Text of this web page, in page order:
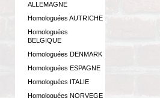
ALLEMAGNE
Homologuées AUTRICHE
Homologuées
BELGIQUE
Homologuées DENMARK
Homologuées ESPAGNE
Homologuées ITALIE
Homologuées NORVEGE